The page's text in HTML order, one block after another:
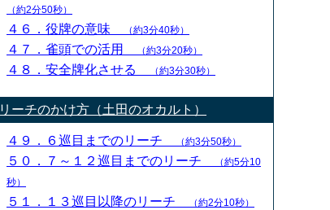
（約2分50秒）
４６．役牌の意味 （約3分40秒）
４７．雀頭での活用 （約3分20秒）
４８．安全牌化させる （約3分30秒）
リーチのかけ方（土田のオカルト）
４９．６巡目までのリーチ （約3分50秒）
５０．７～１２巡目までのリーチ
（約5分10
秒）
５１．１３巡目以降のリーチ （約2分10秒）